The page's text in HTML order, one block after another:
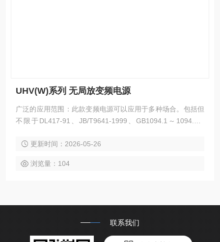
UHV(W)系列 无局放变频电源
广泛的应用范围：此款变频电源可以应用于多种场合。包括但
不限于DL417-91、JB/T9641-1999、GB1094.1～1094.5-8
在不破坏被测对象的情况下完成测试工作。
更新时间：2026-05-26
浏览量：104
联系我们